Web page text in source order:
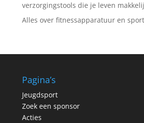
verzorgingstools die je leven
Alles over fitnessapparatuur en
Pagina’s
Jeugdsport
Zoek een sponsor
Acties